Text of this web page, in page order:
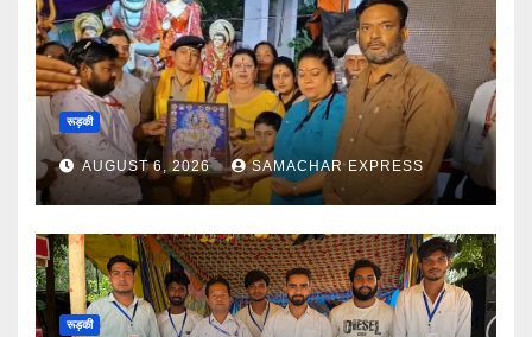
रूड़की
AUGUST 6, 2026 SAMACHAR EXPRESS
रूड़की